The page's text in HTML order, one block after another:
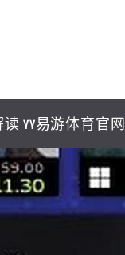
YY易游体育官网